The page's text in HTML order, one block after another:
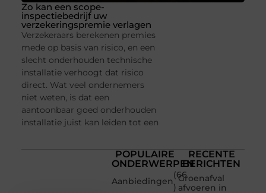
Zo kan een scope-
inspectiebedrijf uw
verzekeringspremie verlagen
Verzekeraars berekenen premies
mede op basis van risico, en een
slecht onderhouden technische
installatie verhoogt dat risico
direct. Wat veel ondernemers
niet weten, is dat een
aantoonbaar goed onderhouden
installatie juist kan leiden tot een
POPULAIRE
ONDERWERPEN
Aanbiedingen
(66
)
RECENTE
BERICHTEN
Groenafval
afvoeren in